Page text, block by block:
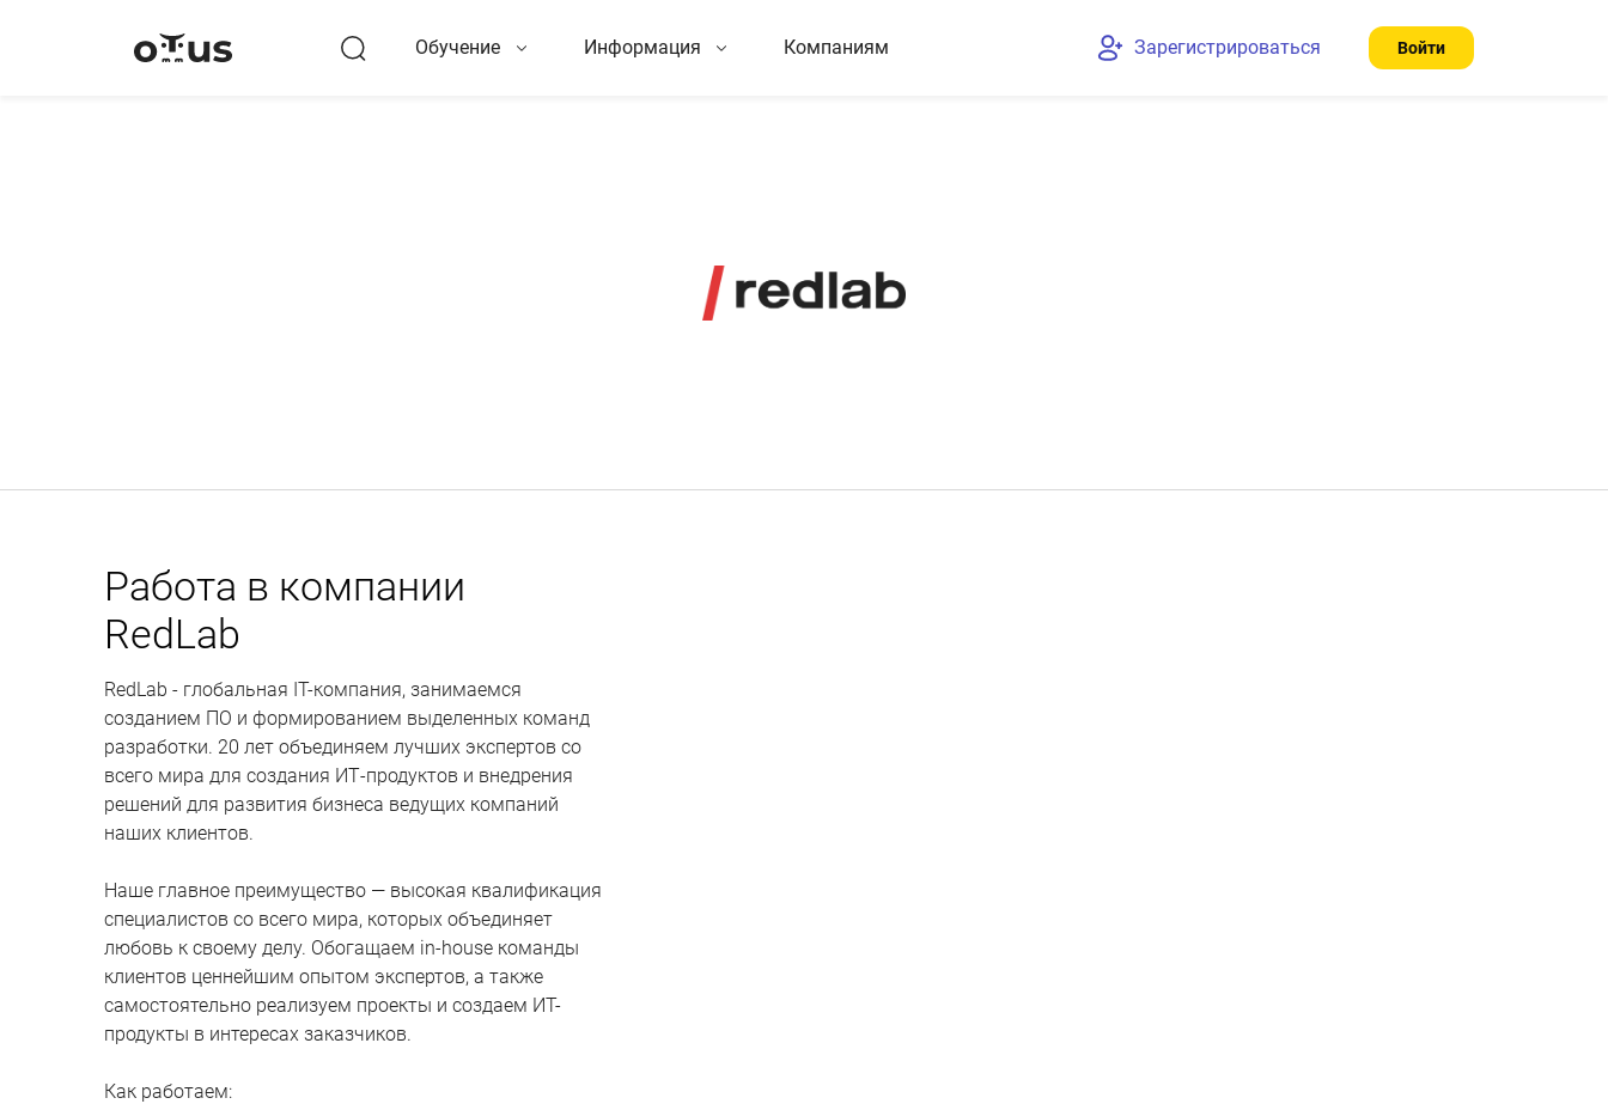
Обучение Информация Компаниям Зарегистрироваться Войти
Работа в компании
RedLab
RedLab - глобальная IT-компания, занимаемся
созданием ПО и формированием выделенных команд
разработки. 20 лет объединяем лучших экспертов со
всего мира для создания ИТ‑продуктов и внедрения
решений для развития бизнеса ведущих компаний
наших клиентов.
Наше главное преимущество — высокая квалификация
специалистов со всего мира, которых объединяет
любовь к своему делу. Обогащаем in-house команды
клиентов ценнейшим опытом экспертов, а также
самостоятельно реализуем проекты и создаем ИТ-
продукты в интересах заказчиков.
Как работаем: